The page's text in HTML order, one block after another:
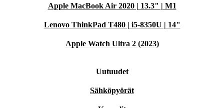
Apple MacBook Air 2020 | 13.3" | M1
Lenovo ThinkPad T480 | i5-8350U | 14"
Apple Watch Ultra 2 (2023)
Uutuudet
Sähköpyörät